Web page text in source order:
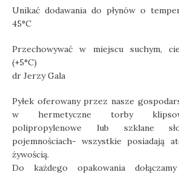
Unikać dodawania do płynów o
45°C
Przechowywać w miejscu suchym,
(+5°C)
dr Jerzy Gala
Pyłek oferowany przez nasze
w hermetyczne torby
polipropylenowe lub szklane
pojemnościach- wszystkie posiadają
żywością.
Do każdego opakowania